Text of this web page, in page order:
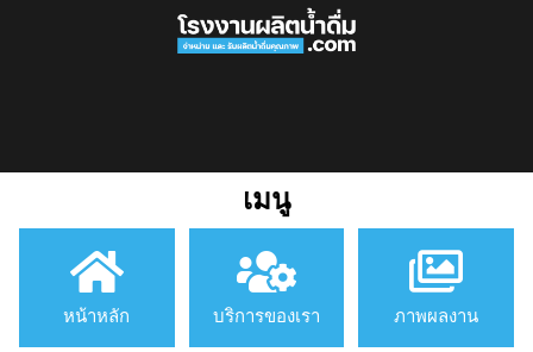
เมนู
หน้าหลัก บริการของเรา ภาพผลงาน